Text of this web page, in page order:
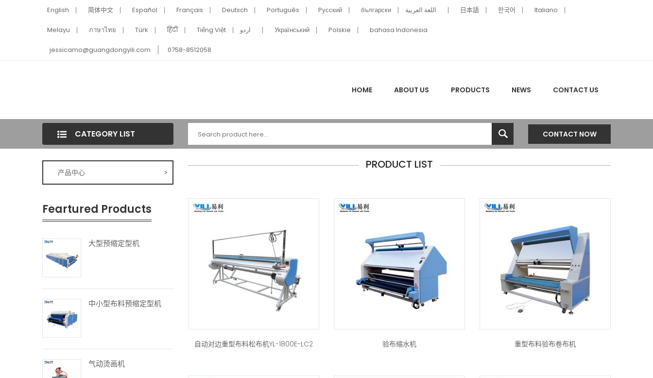
English 简体中文 Español Français Deutsch Português Pусский български اللغة العربية 日本語 한국어 Italiano
Melayu ภาษาไทย Türk हिंदी Tiếng Việt اردو Український Polskie bahasa Indonesia
jessicamo@guangdongyili.com 0758-8512058
HOME ABOUT US PRODUCTS NEWS CONTACT US
CATEGORY LIST CONTACT NOW
产品中心 >
Feartured Products
大型预缩定型机
中小型布料预缩定型机
气动烫画机
PRODUCT LIST
自动对边重型布料松布机YL-1800E-LC2 验布缩水机 重型布料验布卷布机